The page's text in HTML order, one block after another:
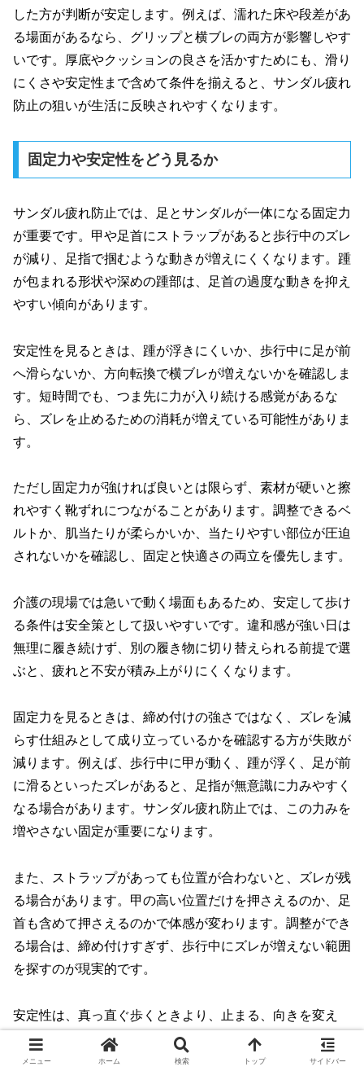
した方が判断が安定します。例えば、濡れた床や段差があ
る場面があるなら、グリップと横ブレの両方が影響しやす
いです。厚底やクッションの良さを活かすためにも、滑り
にくさや安定性まで含めて条件を揃えると、サンダル疲れ
防止の狙いが生活に反映されやすくなります。
固定力や安定性をどう見るか
サンダル疲れ防止では、足とサンダルが一体になる固定力
が重要です。甲や足首にストラップがあると歩行中のズレ
が減り、足指で掴むような動きが増えにくくなります。踵
が包まれる形状や深めの踵部は、足首の過度な動きを抑え
やすい傾向があります。
安定性を見るときは、踵が浮きにくいか、歩行中に足が前
へ滑らないか、方向転換で横ブレが増えないかを確認しま
す。短時間でも、つま先に力が入り続ける感覚があるな
ら、ズレを止めるための消耗が増えている可能性がありま
す。
ただし固定力が強ければ良いとは限らず、素材が硬いと擦
れやすく靴ずれにつながることがあります。調整できるベ
ルトか、肌当たりが柔らかいか、当たりやすい部位が圧迫
されないかを確認し、固定と快適さの両立を優先します。
介護の現場では急いで動く場面もあるため、安定して歩け
る条件は安全策として扱いやすいです。違和感が強い日は
無理に履き続けず、別の履き物に切り替えられる前提で選
ぶと、疲れと不安が積み上がりにくくなります。
固定力を見るときは、締め付けの強さではなく、ズレを減
らす仕組みとして成り立っているかを確認する方が失敗が
減ります。例えば、歩行中に甲が動く、踵が浮く、足が前
に滑るといったズレがあると、足指が無意識に力みやすく
なる場合があります。サンダル疲れ防止では、この力みを
増やさない固定が重要になります。
また、ストラップがあっても位置が合わないと、ズレが残
る場合があります。甲の高い位置だけを押さえるのか、足
首も含めて押さえるのかで体感が変わります。調整ができ
る場合は、締め付けすぎず、歩行中にズレが増えない範囲
を探すのが現実的です。
安定性は、真っ直ぐ歩くときより、止まる、向きを変え
る、狭い場所で立つといった動作で差が出やすいです。介
護の動きに近い形で試すと、横ブレや踵の浮きやすさが分
メニュー ホーム 検索 トップ サイドバー